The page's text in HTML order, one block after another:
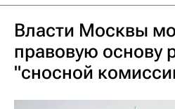
Власти Москвы
правовую основу
"сносной